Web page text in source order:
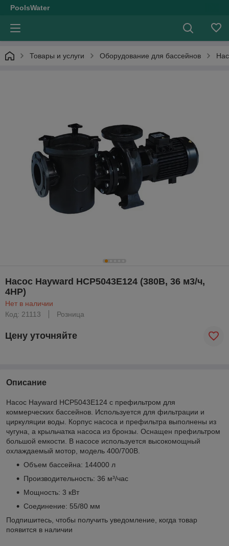
PoolsWater
Товары и услуги Оборудование для бассейнов
Насос Hayward HCP5043E124 (380В, 36 м3/ч,
4HP)
Нет в наличии
Код: 21113
Розница
Цену уточняйте
Описание
Насос Hayward HCP5043E124 c префильтром для
коммерческих бассейнов. Используется для фильтрации и
циркуляции воды. Корпус насоса и префильтра выполнены из
чугуна, а крыльчатка насоса из бронзы. Оснащен префильтром
большой емкости. В насосе используется высокомощный
охлаждаемый мотор, модель 400/700В.
Объем бассейна: 144000 л
Производительность: 36 м³/час
Мощность: 3 кВт
Соединение: 55/80 мм
Подпишитесь, чтобы получить уведомление, когда товар
появится в наличии